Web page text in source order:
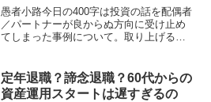
（発言小町より）を400字で。
愚者小路今日の400字は投資の話を配偶者
／パートナーが良からぬ方向に受け止め
てしまった事例について。取り上げるの
り合わせがうまく行かないとこうなるの
か・・・背筋がゾクゾ...
定年退職？諦念退職？60代からの
資産運用スタートは遅すぎるの